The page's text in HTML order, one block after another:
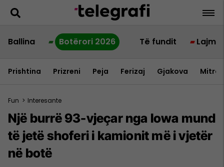
Ballina Botërori 2026 Të fundit Lajme
Prishtina Prizreni Peja Ferizaj Gjakova
Fun > Interesante
Një burrë 93-vjeçar nga Iowa mund
të jetë shoferi i kamionit më i vjetër
në botë